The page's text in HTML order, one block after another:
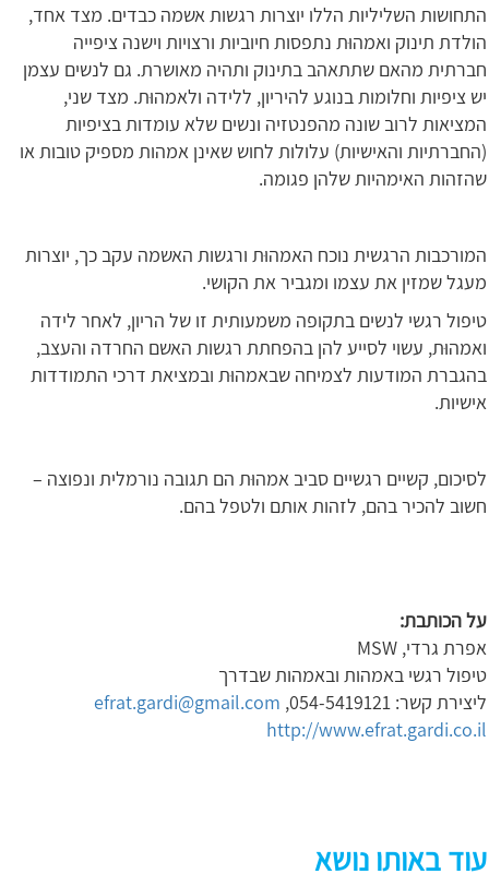
התחושות השליליות הללו יוצרות רגשות אשמה כבדים. מצד אחד,
הולדת תינוק ואמהוּת נתפסות חיוביות ורצויות וישנה ציפייה
חברתית מהאם שתתאהב בתינוק ותהיה מאושרת. גם לנשים עצמן
יש ציפיות וחלומות בנוגע להיריון, ללידה ולאמהוּת. מצד שני,
המציאות לרוב שונה מהפנטזיה ונשים שלא עומדות בציפיות
(החברתיות והאישיות) עלולות לחוש שאינן אמהות מספיק טובות או
שהזהות האימהיות שלהן פגומה.
המורכבות הרגשית נוכח האמהוּת ורגשות האשמה עקב כך, יוצרות
מעגל שמזין את עצמו ומגביר את הקושי.
טיפול רגשי לנשים בתקופה משמעותית זו של הריון, לאחר לידה
ואמהוּת, עשוי לסייע להן בהפחתת רגשות האשם החרדה והעצב,
בהגברת המודעות לצמיחה שבאמהוּת ובמציאת דרכי התמודדות
אישיות.
לסיכום, קשיים רגשיים סביב אמהוּת הם תגובה נורמלית ונפוצה –
חשוב להכיר בהם, לזהות אותם ולטפל בהם.
על הכותבת:
אפרת גרדי, MSW
טיפול רגשי באמהות ובאמהות שבדרך
ליצירת קשר: 054-5419121,
efrat.gardi@gmail.com
http://www.efrat.gardi.co.il
עוד באותו נושא